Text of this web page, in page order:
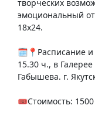
творческих
эмоциональный
18х24.
🗓📍Расписание и
15.30 ч., в
Габышева. г.
🎟️Стоимость: 1500